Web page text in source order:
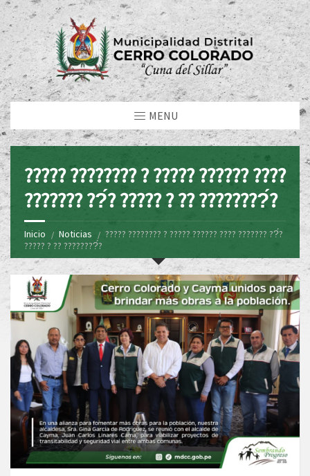
MENU
????? ???????? ? ????? ?????? ????
??????? ??́? ????? ? ?? ????????́?
Inicio Noticias
????? ???????? ? ????? ?????? ???? ??????? ??́?
????? ? ?? ????????́?